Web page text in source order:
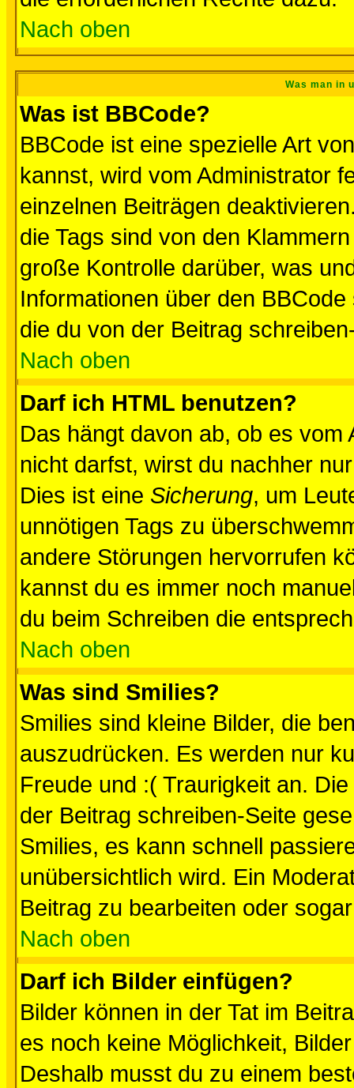
Nach oben
Was man in
Was ist BBCode?
BBCode ist eine spezielle Art
kannst, wird vom Administrator
einzelnen Beiträgen
die Tags sind von den
große Kontrolle darüber, was
Informationen über den
die du von der Beitrag
Nach oben
Darf ich HTML benutzen?
Das hängt davon ab, ob es
nicht darfst, wirst du nachher
Dies ist eine Sicherung, um
unnötigen Tags zu
andere Störungen hervorrufen
kannst du es immer noch
du beim Schreiben die
Nach oben
Was sind Smilies?
Smilies sind kleine Bilder, die
auszudrücken. Es werden nur
Freude und :( Traurigkeit an.
der Beitrag schreiben-Seite
Smilies, es kann schnell
unübersichtlich wird. Ein
Beitrag zu bearbeiten oder
Nach oben
Darf ich Bilder einfügen?
Bilder können in der Tat im
es noch keine Möglichkeit,
Deshalb musst du zu einem